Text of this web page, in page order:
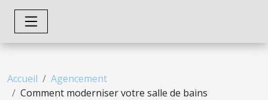
Accueil
Agencement
Comment moderniser votre salle de bains